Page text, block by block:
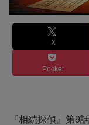
X
Pocket
『相続探偵』第9